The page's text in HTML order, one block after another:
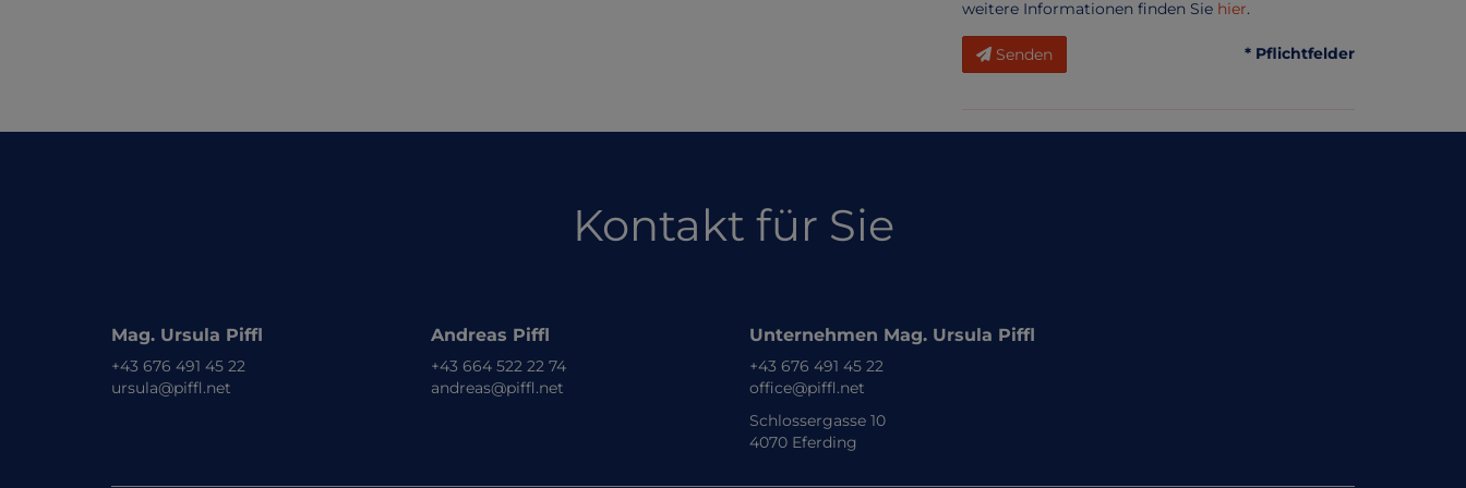
weitere Informationen finden Sie hier.
Senden * Pflichtfelder
Kontakt für Sie
Mag. Ursula Piffl
+43 676 491 45 22
ursula@piffl.net
Andreas Piffl
+43 664 522 22 74
andreas@piffl.net
Unternehmen Mag. Ursula Piffl
+43 676 491 45 22
office@piffl.net
Schlossergasse 10
4070 Eferding